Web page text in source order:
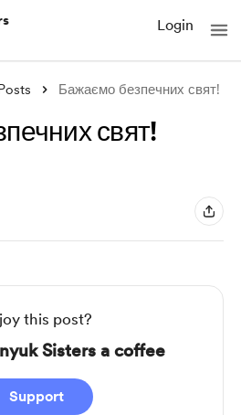
Login
Бажаємо безпечних свят!
свят!
this post?
Sisters a coffee
Support